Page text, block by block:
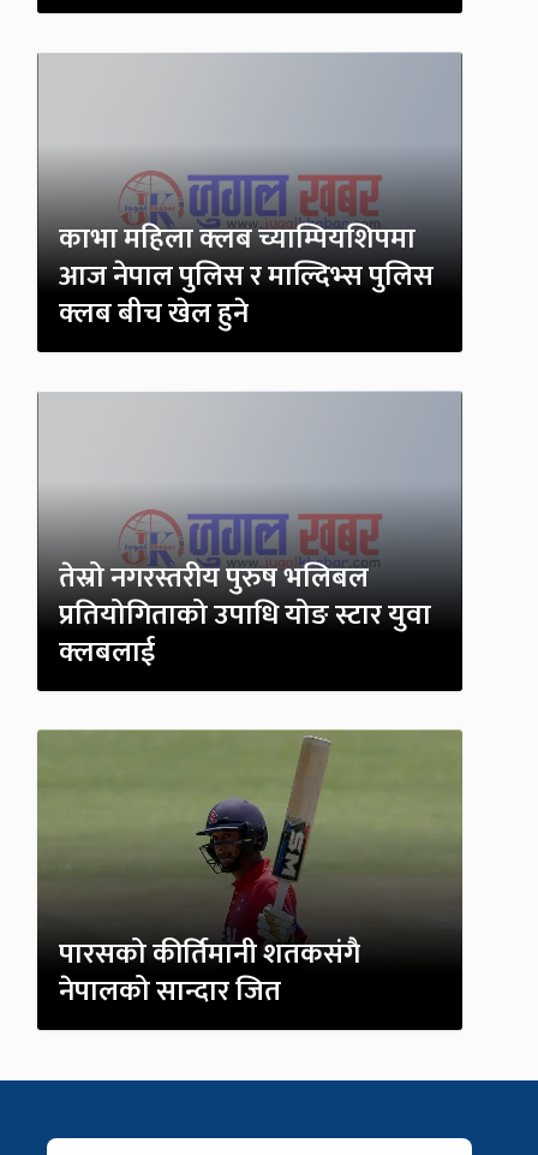
काभा महिला क्लब च्याम्पियशिपमा
आज नेपाल पुलिस र माल्दिभ्स पुलिस
क्लब बीच खेल हुने
तेस्रो नगरस्तरीय पुरुष भलिबल
प्रतियोगिताको उपाधि योङ स्टार युवा
क्लबलाई
पारसको कीर्तिमानी शतकसंगै
नेपालको सान्दार जित